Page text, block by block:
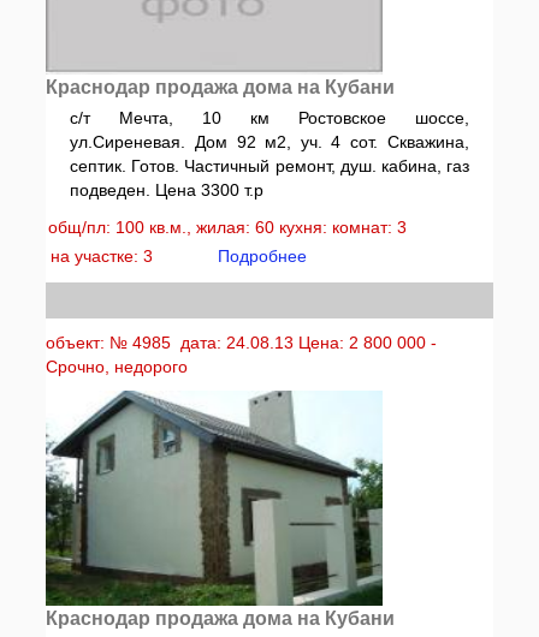
Краснодар продажа дома на Кубани
с/т Мечта, 10 км Ростовское шоссе,
ул.Сиреневая. Дом 92 м2, уч. 4 сот. Скважина,
септик. Готов. Частичный ремонт, душ. кабина, газ
подведен. Цена 3300 т.р
общ/пл: 100 кв.м., жилая: 60 кухня: комнат: 3
на участке: 3
Подробнее
объект: № 4985 дата: 24.08.13 Цена: 2 800 000 -
Срочно, недорого
Краснодар продажа дома на Кубани